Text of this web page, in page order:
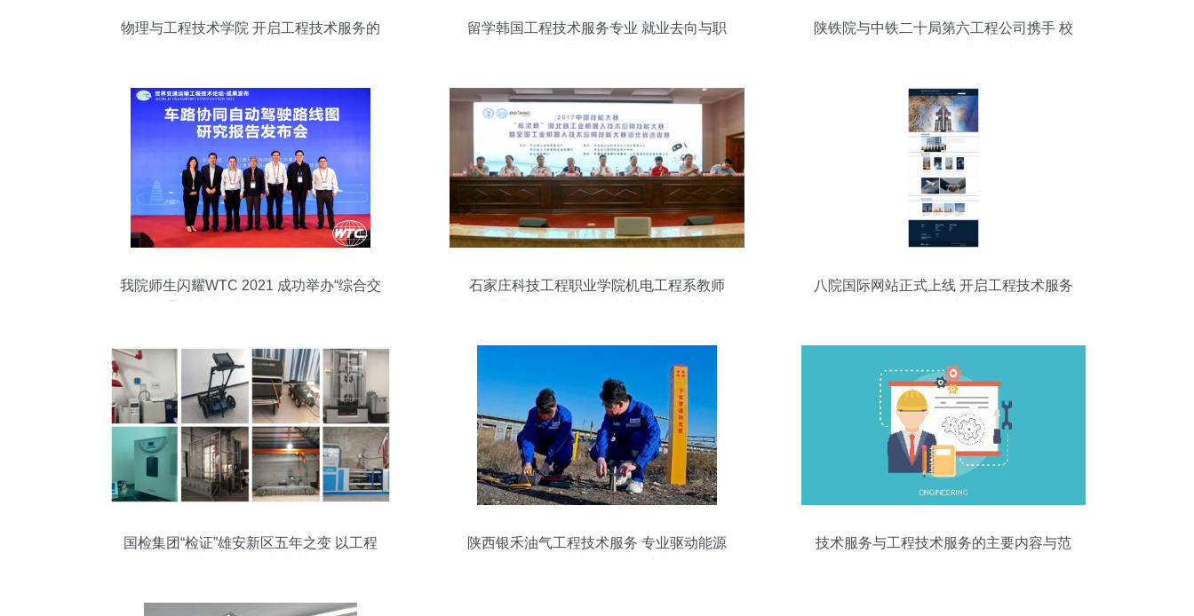
物理与工程技术学院 开启工程技术服务的
留学韩国工程技术服务专业 就业去向与职
陕铁院与中铁二十局第六工程公司携手 校
我院师生闪耀WTC 2021 成功举办“综合交
石家庄科技工程职业学院机电工程系教师
八院国际网站正式上线 开启工程技术服务
国检集团“检证”雄安新区五年之变 以工程
陕西银禾油气工程技术服务 专业驱动能源
技术服务与工程技术服务的主要内容与范